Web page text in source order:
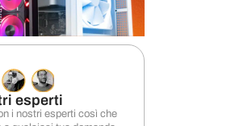
esperti
i nostri esperti così che